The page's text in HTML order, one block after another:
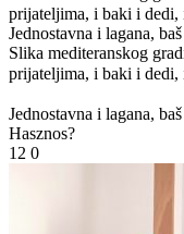
prijateljima, i baki i dedi,
Jednostavna i lagana,
Slika mediteranskog
prijateljima, i baki i dedi,
Jednostavna i lagana,
Hasznos?
12 0